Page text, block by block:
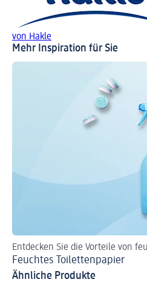
von Hakle
Mehr Inspiration für Sie
Entdecken Sie die Vorteile von
Feuchtes Toilettenpapier
Ähnliche Produkte